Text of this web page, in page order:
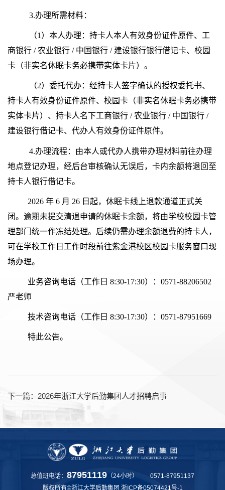
3.办理所需材料：
（1 ）本人办理：持卡人本人有效身份证件原件、工
商银行 /农业银行 / 中国银行 / 建设银行银行借记卡、校园
卡（非实名休眠卡务必携带实体卡片）。
（2）委托代办：经持卡人签字确认的授权委托书、
持卡人有效身份证件原件、校园卡（非实名休眠卡务必携带
实体卡片）、持卡人名下工商银行 /农业银行 / 中国银行 /
建设银行借记卡、代办人有效身份证件原件。
4.办理流程：由本人或代办人携带办理材料前往办理
地点登记办理，经后台审核确认无误后，卡内余额将退回至
持卡人银行借记卡。
2026 年 6 月 26 日起，休眠卡线上退款通道正式关
闭。逾期未提交清退申请的休眠卡余额，将由学校校园卡管
理部门统一作冻结处理。后续仍需办理余额退费的持卡人，
可在学校工作日工作时段前往紫金港校区校园卡服务窗口现
场办理。
业务咨询电话（工作日 8:30-17:30）： 0571-88206502
严老师
技术咨询电话（工作日 8:30-17:30）： 0571-87951669
特此公告。
下一篇： 2026年浙江大学后勤集团人才招聘启事
总值班电话： 87951119 （24小时） 0571-87951137
版权所有©浙江大学后勤集团 浙ICP备05074421号-1